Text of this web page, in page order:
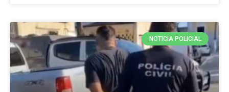
NOTICIA POLICIAL